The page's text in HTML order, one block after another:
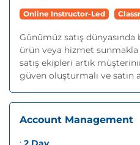
Online Instructor-Led
Günümüz satış dünyasında
ürün veya hizmet sunmakla
satış ekipleri artık
güven oluşturmalı ve satın
Account Management